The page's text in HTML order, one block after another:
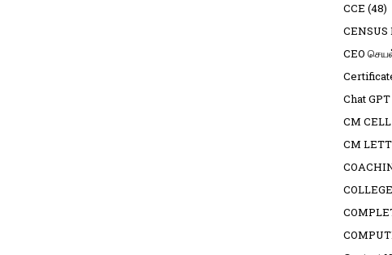
CCE (48)
CENSUS
CEO
Chat GPT
CM CELL
CM